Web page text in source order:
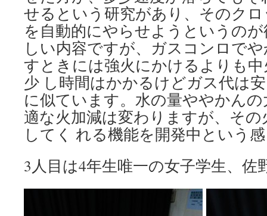
せるという研究があり、そのク
を自動的にやらせようというの
しい内容ですが、ガスコンロで
すときには強火にかけるよりも
少 し時間はかかるけどガス代は
に似ています。水の量ややかん
適な火加減は変わりますが、そ
してく れる機能を開発中という
3人目は4年生唯一の女子学生、佐